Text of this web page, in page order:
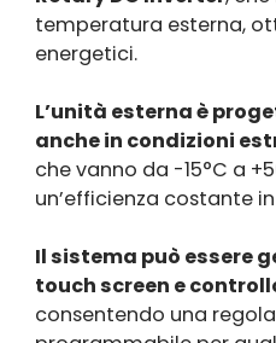
temperatura esterna,
energetici.
L’unità esterna è
anche in condizioni
che vanno da -15°C a
un’efficienza costante
Il sistema può essere
touch screen e
consentendo una